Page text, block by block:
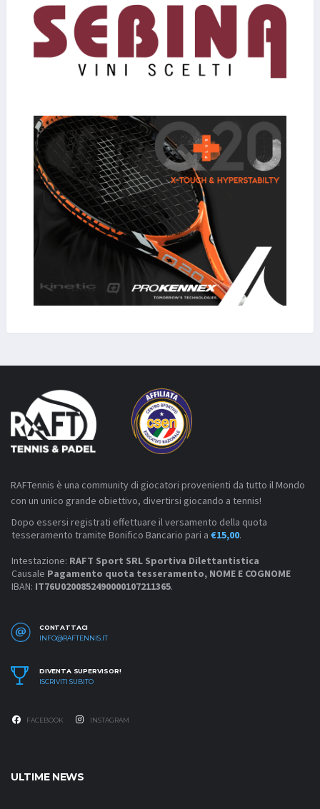
RAFTennis è una community di giocatori provenienti da tutto il Mondo
con un unico grande obiettivo, divertirsi giocando a tennis!
Dopo essersi registrati effettuare il versamento della quota
tesseramento tramite Bonifico Bancario pari a €15,00.
Intestazione: RAFT Sport SRL Sportiva Dilettantistica
Causale Pagamento quota tesseramento, NOME E COGNOME
IBAN: IT76U0200852490000107211365.
CONTATTACI
INFO@RAFTENNIS.IT
DIVENTA SUPERVISOR!
ISCRIVITI SUBITO
FACEBOOK INSTAGRAM
ULTIME NEWS